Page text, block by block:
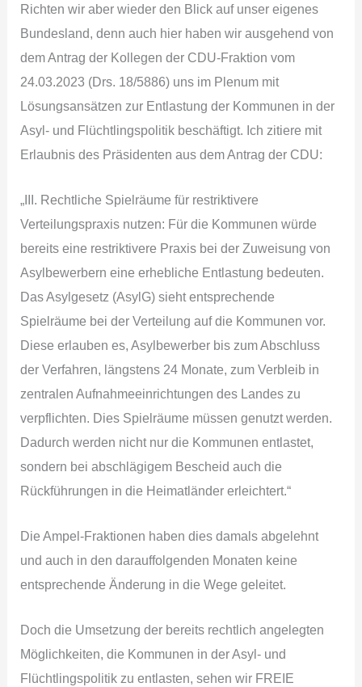
Richten wir aber wieder den Blick auf unser eigenes
Bundesland, denn auch hier haben wir ausgehend von
dem Antrag der Kollegen der CDU-Fraktion vom
24.03.2023 (Drs. 18/5886) uns im Plenum mit
Lösungsansätzen zur Entlastung der Kommunen in der
Asyl- und Flüchtlingspolitik beschäftigt. Ich zitiere mit
Erlaubnis des Präsidenten aus dem Antrag der CDU:
„III. Rechtliche Spielräume für restriktivere
Verteilungspraxis nutzen: Für die Kommunen würde
bereits eine restriktivere Praxis bei der Zuweisung von
Asylbewerbern eine erhebliche Entlastung bedeuten.
Das Asylgesetz (AsylG) sieht entsprechende
Spielräume bei der Verteilung auf die Kommunen vor.
Diese erlauben es, Asylbewerber bis zum Abschluss
der Verfahren, längstens 24 Monate, zum Verbleib in
zentralen Aufnahmeeinrichtungen des Landes zu
verpflichten. Dies Spielräume müssen genutzt werden.
Dadurch werden nicht nur die Kommunen entlastet,
sondern bei abschlägigem Bescheid auch die
Rückführungen in die Heimatländer erleichtert.“
Die Ampel-Fraktionen haben dies damals abgelehnt
und auch in den darauffolgenden Monaten keine
entsprechende Änderung in die Wege geleitet.
Doch die Umsetzung der bereits rechtlich angelegten
Möglichkeiten, die Kommunen in der Asyl- und
Flüchtlingspolitik zu entlasten, sehen wir FREIE